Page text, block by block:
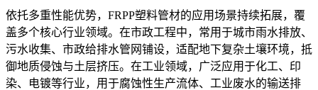
依托多重性能优势，FRPP塑料管材的应用场景持续拓展，覆
盖多个核心行业领域。在市政工程中，常用于城市雨水排放、
污水收集、市政给排水管网铺设，适配地下复杂土壤环境，抵
御地质侵蚀与土层挤压。在工业领域，广泛应用于化工、印
染、电镀等行业，用于腐蚀性生产流体、工业废水的输送排